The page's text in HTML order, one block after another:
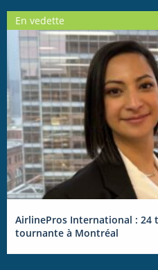
En vedette
AirlinePros International : 24
tournante à Montréal